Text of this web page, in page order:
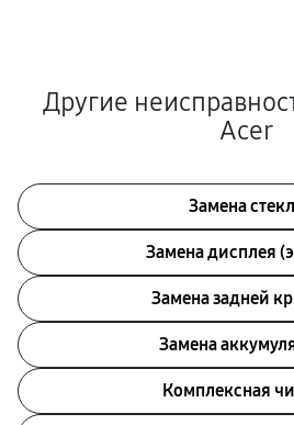
Другие
Acer
Замена
Замена дисплея
Замена задней
Замена
Комплексная